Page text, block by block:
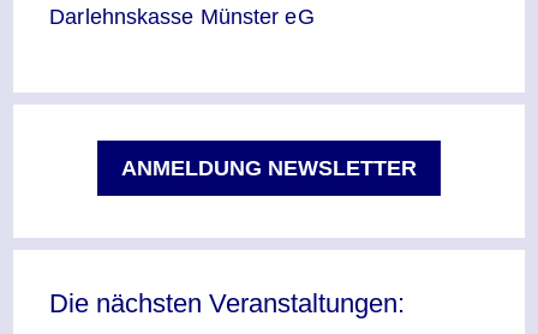
Darlehnskasse Münster eG
ANMELDUNG NEWSLETTER
Die nächsten Veranstaltungen: